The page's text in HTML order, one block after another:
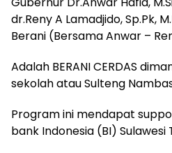
dr.Reny A Lamadjido, Sp.Pk,
Berani (Bersama Anwar –
Adalah BERANI CERDAS
sekolah atau Sulteng
Program ini mendapat
bank Indonesia (BI) Sulawesi